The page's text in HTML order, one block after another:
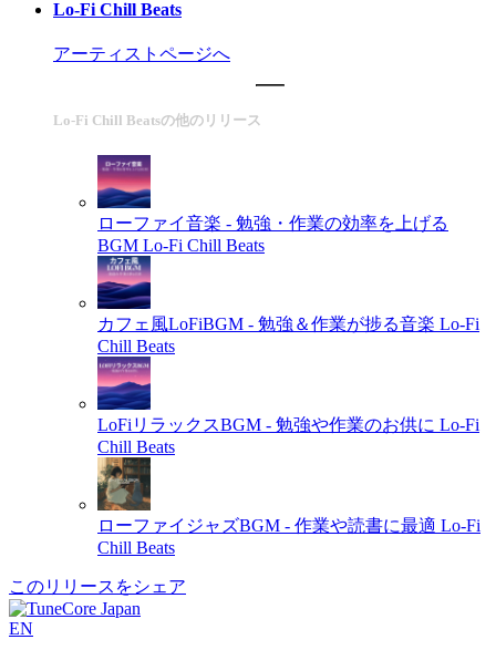
Lo-Fi Chill Beats
アーティストページへ
Lo-Fi Chill Beatsの他のリリース
ローファイ音楽 - 勉強・作業の効率を上げる
BGM Lo-Fi Chill Beats
カフェ風LoFiBGM - 勉強＆作業が捗る音楽 Lo-Fi
Chill Beats
LoFiリラックスBGM - 勉強や作業のお供に Lo-Fi
Chill Beats
ローファイジャズBGM - 作業や読書に最適 Lo-Fi
Chill Beats
このリリースをシェア
EN